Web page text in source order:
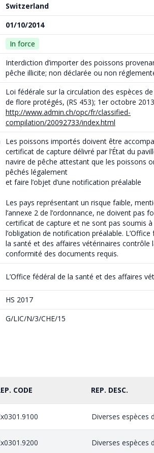
Switzerland
01/10/2014
In force
Interdiction d’importer des poissons
pêche illicite; non déclarée ou non
Loi fédérale sur la circulation des espèces
de flore protégés, (RS 453); 1er octobre
http://www.admin.ch/opc/fr/classified-
compilation/20092733/index.html
Les poissons importés doivent être
certificat de capture délivré par l’État du
navire de pêche attestant que les poissons
pêchés légalement
et faire l’objet d’une notification préalable
Les pays représentant un risque faible,
l’annexe 2 de l’ordonnance, ne doivent pas
certificat de capture et ne sont pas soumis à
l’obligation de notification préalable. L’Office
la santé et des affaires vétérinaires contrôle
conformité des documents requis.
L’Office fédéral de la santé et des affaires
HS 2017
G/LIC/N/3/CHE/15
CODE REP. DESC.
Diverses espèces
Diverses espèces